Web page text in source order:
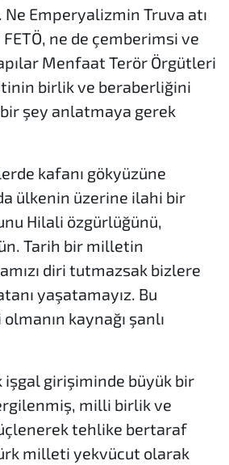
Emperyalizmin Truva atı
ne de çemberimsi ve
Menfaat Terör Örgütleri
birlik ve beraberliğini
şey anlatmaya gerek
kafanı gökyüzüne
ülkenin üzerine ilahi bir
Hilali özgürlüğünü,
Tarih bir milletin
diri tutmazsak bizlere
yaşatamayız. Bu
kaynağı şanlı
işgal girişiminde büyük bir
milli birlik ve
tehlike bertaraf
milleti yekvücut olarak